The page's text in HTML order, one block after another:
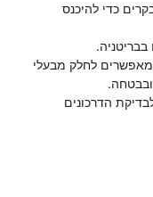
כדי להיכנס
שער ePassport: שערים ePassport מאפשרים לחלק מבעלי
ובבטחה.
הדרכונים